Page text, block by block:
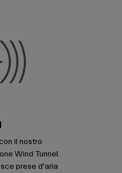
il nostro
Wind Tunnel.
prese d'aria